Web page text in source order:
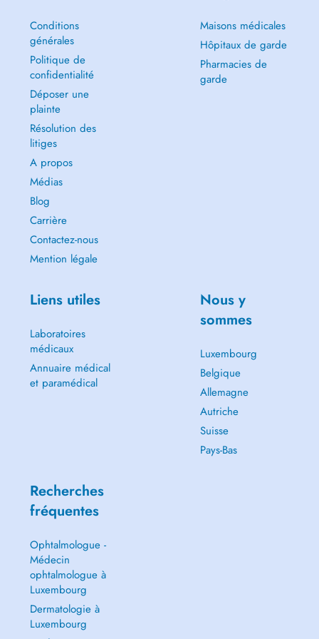
Conditions
générales
Politique de
confidentialité
Déposer une
plainte
Résolution des
litiges
A propos
Médias
Blog
Carrière
Contactez-nous
Mention légale
Maisons médicales
Hôpitaux de garde
Pharmacies de
garde
Liens utiles
Laboratoires
médicaux
Annuaire médical
et paramédical
Nous y
sommes
Luxembourg
Belgique
Allemagne
Autriche
Suisse
Pays-Bas
Recherches
fréquentes
Ophtalmologue -
Médecin
ophtalmologue à
Luxembourg
Dermatologie à
Luxembourg